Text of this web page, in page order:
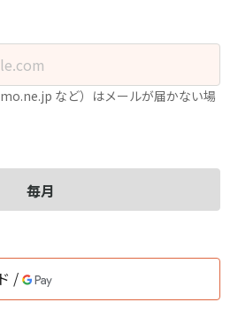
など）はメールが届かない場
毎月
/